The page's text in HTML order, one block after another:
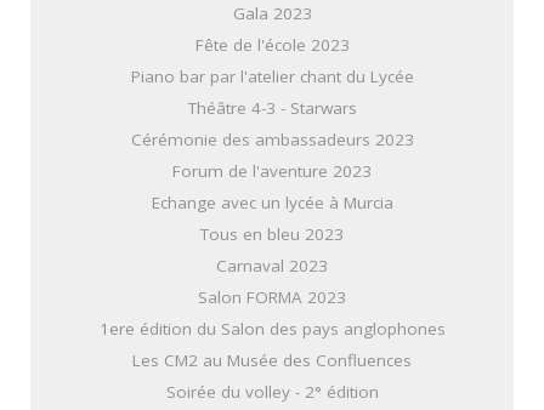
Gala 2023
Fête de l'école 2023
Piano bar par l'atelier chant du Lycée
Théâtre 4-3 - Starwars
Cérémonie des ambassadeurs 2023
Forum de l'aventure 2023
Echange avec un lycée à Murcia
Tous en bleu 2023
Carnaval 2023
Salon FORMA 2023
1ere édition du Salon des pays anglophones
Les CM2 au Musée des Confluences
Soirée du volley - 2° édition